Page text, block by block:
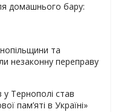
домашнього бару:
та
незаконну переправу
Тернополі став
пам’яті в Україні»